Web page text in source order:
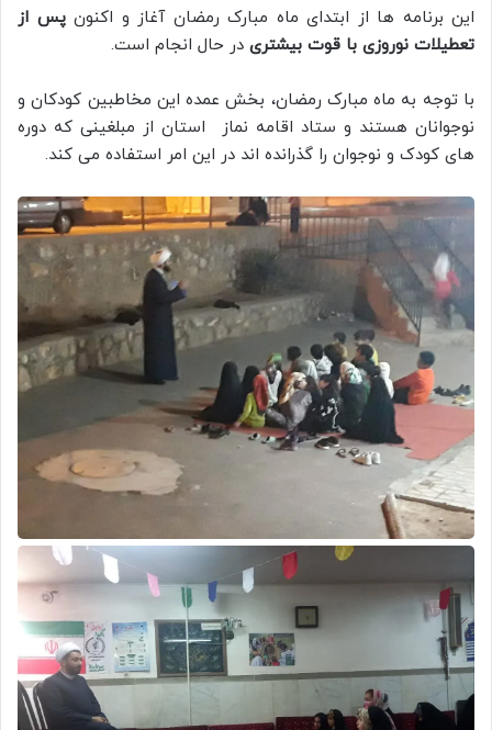
این برنامه ها از ابتدای ماه مبارک رمضان آغاز و اکنونپس از
تعطیلات نوروزی با قوت بیشتری در حال انجام است.
با توجه به ماه مبارک رمضان، بخش عمده این مخاطبین کودکان و
نوجوانان هستند و ستاد اقامه نماز استان از مبلغینی که دوره
های کودک و نوجوان را گذرانده اند در این امر استفاده می کند.